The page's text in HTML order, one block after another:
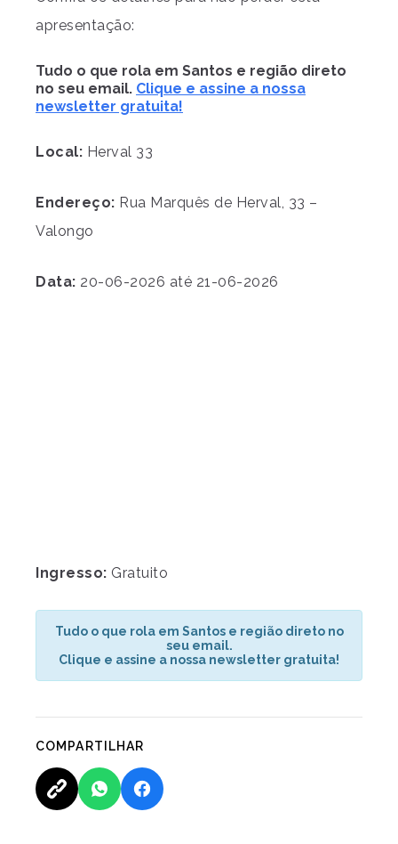
apresentação:
Tudo o que rola em Santos e região direto
no seu email. Clique e assine a nossa
newsletter gratuita!
Local: Herval 33
Endereço: Rua Marquês de Herval, 33 –
Valongo
Data: 20-06-2026 até 21-06-2026
Ingresso: Gratuito
Tudo o que rola em Santos e região direto no
seu email.
Clique e assine a nossa newsletter gratuita!
COMPARTILHAR